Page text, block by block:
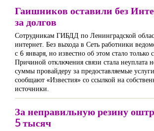
Гаишников оставили без
за долгов
Сотрудникам ГИБДД по Ленинградской
интернет. Без выхода в Сеть работники
с 6 января, но известно об этом стало только
Причиной отключения связи стала неуплата
суммы провайдеру за предоставляемые
сообщают «Известия» со ссылкой на
источники.
За неправильную резину
5 тысяч